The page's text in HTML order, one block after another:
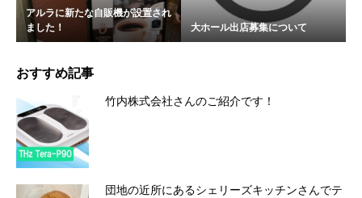
アルラに新たな自販機が設置され
ました！
大ホール出店募集について
おすすめ記事
竹内株式会社さんのご紹介です！
団地の近所にあるシェリーズキッチンさんでテ